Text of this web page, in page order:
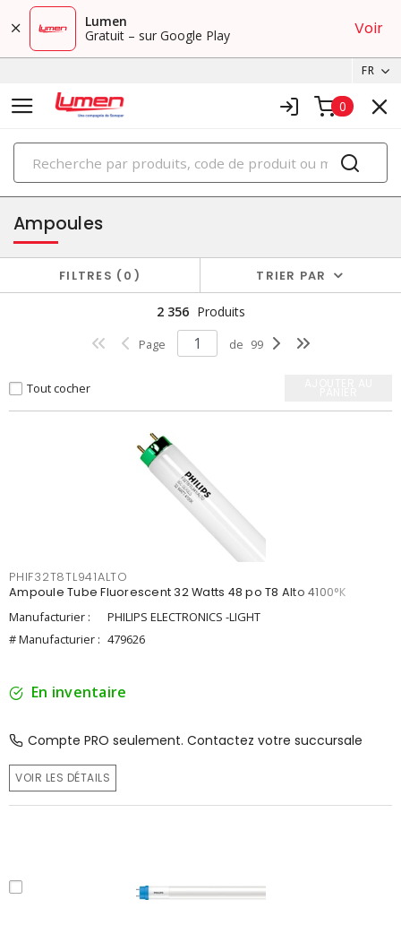
Lumen
Gratuit – sur Google Play
Voir
FR
0
PRODUITS
éclairage
Ampoules
FILTRES 0 TRIER PAR
2 356 Produits
Page de 99
Tout cocher
PHIF32T8TL941ALTO
Ampoule Tube Fluorescent 32 Watts 48 po T8 Alto 4100°K
Manufacturier :
PHILIPS ELECTRONICS -LIGHT
# Manufacturier : 479626
En inventaire
Compte PRO seulement. Contactez votre succursale
VOIR LES DÉTAILS